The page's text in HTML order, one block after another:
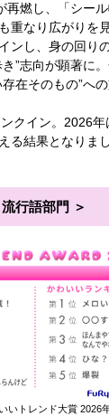
再燃し、「シー
重なり広がりを
ンし、身の回り
”志向が顕著に
在そのもの”へ
クイン。2026
る結果となりまし
流行語部門
いトレンド大賞 2026